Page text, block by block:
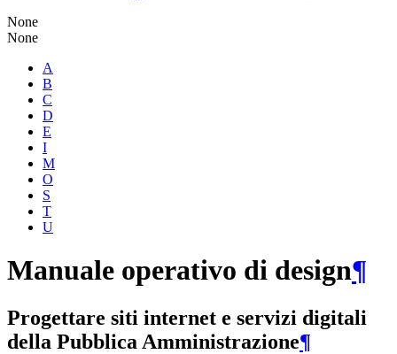
None
None
A
B
C
D
E
I
M
O
S
T
U
Manuale operativo di design¶
Progettare siti internet e servizi digitali
della Pubblica Amministrazione¶